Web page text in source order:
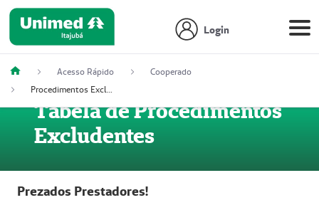
Login
Acesso Rápido
Cooperado
Procedimentos Excludentes
Tabela de Procedimentos
Excludentes
Prezados Prestadores!